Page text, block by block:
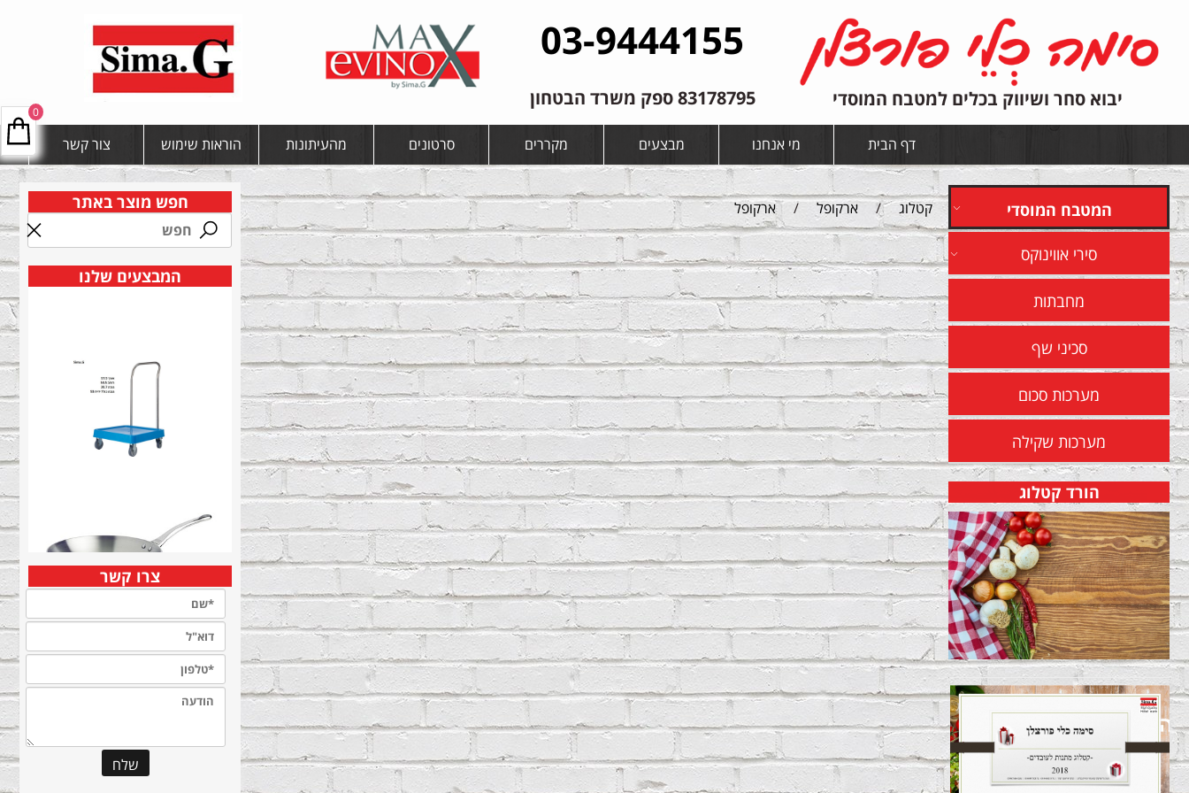
יבוא סחר ושיווק בכלים למטבח המוסדי
03-9444155
83178795 ספק משרד הבטחון
דף הבית מי אנחנו מבצעים מקררים סרטונים מהעיתונות הוראות שימוש צור קשר
המטבח המוסדי
סירי אווינוקס
מחבתות
סכיני שף
מערכות סכום
מערכות שקילה
הורד קטלוג
קטלוג / ארקופל / ארקופל
0
חפש מוצר באתר
המבצעים שלנו
צרו קשר